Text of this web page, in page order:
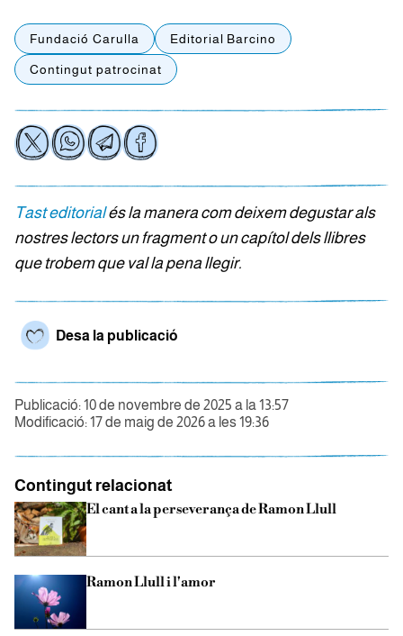
Fundació Carulla Editorial Barcino
Contingut patrocinat
Tast editorialés la manera com deixem degustar als
nostres lectors un fragment o un capítol dels llibres
que trobem que val la pena llegir.
Desa la publicació
Publicació: 10 de novembre de 2025 a la 13:57
Modificació: 17 de maig de 2026 a les 19:36
Contingut relacionat
El cant a la perseverança de Ramon Llull
Ramon Llull i l'amor